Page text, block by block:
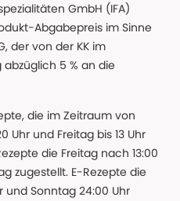
GmbH (IFA)
Abgabepreis im Sinne
der von der KK im
5 % an die
die im Zeitraum von
Uhr und Freitag bis 13 Uhr
die Freitag nach 13:00
zugestellt. E-Rezepte die
und Sonntag 24:00 Uhr